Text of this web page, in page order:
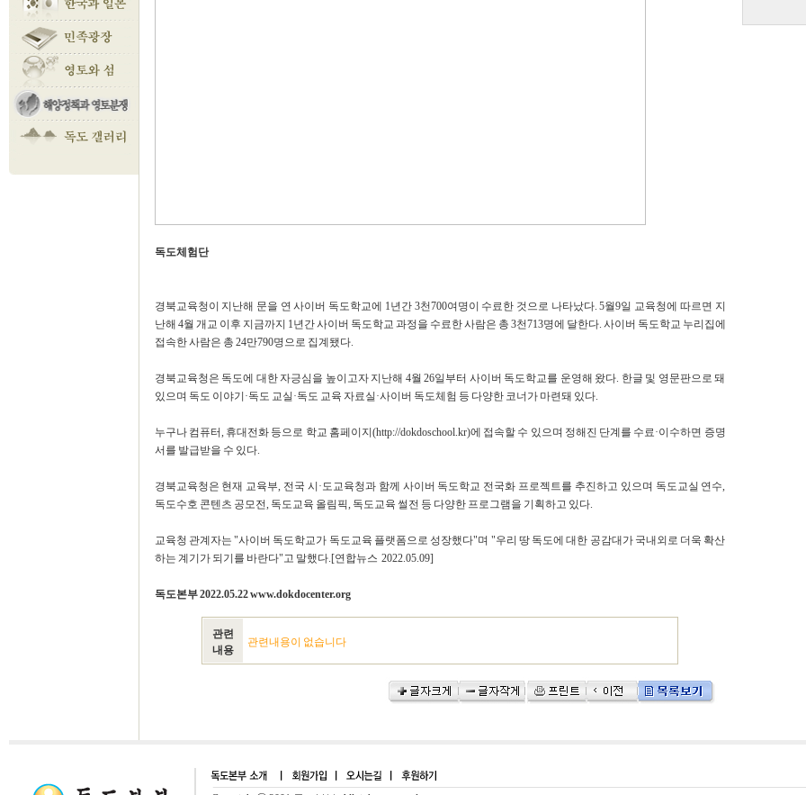
독도체험단
경북교육청이 지난해 문을 연 사이버 독도학교에 1년간 3천700여명이 수료한 것으로 나타났다. 5월9일 교육청에 따르면 지
난해 4월 개교 이후 지금까지 1년간 사이버 독도학교 과정을 수료한 사람은 총 3천713명에 달한다. 사이버 독도학교 누리집에
접속한 사람은 총 24만790명으로 집계됐다.
경북교육청은 독도에 대한 자긍심을 높이고자 지난해 4월 26일부터 사이버 독도학교를 운영해 왔다. 한글 및 영문판으로 돼
있으며 독도 이야기·독도 교실·독도 교육 자료실·사이버 독도체험 등 다양한 코너가 마련돼 있다.
누구나 컴퓨터, 휴대전화 등으로 학교 홈페이지(http://dokdoschool.kr)에 접속할 수 있으며 정해진 단계를 수료·이수하면 증명
서를 발급받을 수 있다.
경북교육청은 현재 교육부, 전국 시·도교육청과 함께 사이버 독도학교 전국화 프로젝트를 추진하고 있으며 독도교실 연수,
독도수호 콘텐츠 공모전, 독도교육 올림픽, 독도교육 썰전 등 다양한 프로그램을 기획하고 있다.
교육청 관계자는 "사이버 독도학교가 독도교육 플랫폼으로 성장했다"며 "우리 땅 독도에 대한 공감대가 국내외로 더욱 확산
하는 계기가 되기를 바란다"고 말했다.[연합뉴스 2022.05.09]
독도본부 2022.05.22 www.dokdocenter.org
관련
내용
관련내용이 없습니다